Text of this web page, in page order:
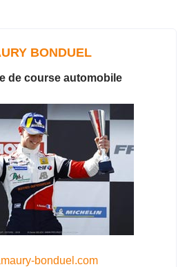
BONDUEL
de course automobile
bonduel.com